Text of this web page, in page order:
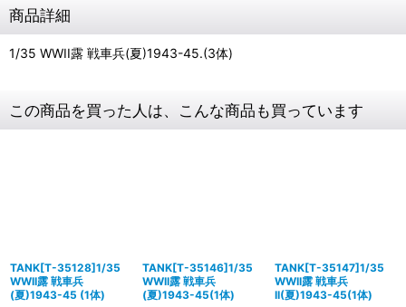
商品詳細
1/35 WWII露 戦車兵(夏)1943-45.(3体)
この商品を買った人は、こんな商品も買っています
TANK[T-35128]1/35
WWII露 戦車兵
(夏)1943-45 (1体)
TANK[T-35146]1/35
WWII露 戦車兵
(夏)1943-45(1体)
TANK[T-35147]1/35
WWII露 戦車兵
II(夏)1943-45(1体)